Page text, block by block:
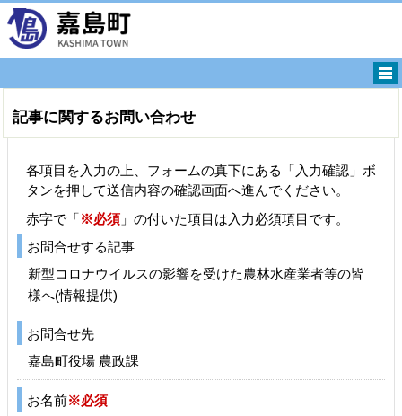
記事に関するお問い合わせ
各項目を入力の上、フォームの真下にある「入力確認」ボ
タンを押して送信内容の確認画面へ進んでください。
赤字で「※必須 」の付いた項目は入力必須項目です。
お問合せする記事
新型コロナウイルスの影響を受けた農林水産業者等の皆
様へ(情報提供)
お問合せ先
嘉島町役場 農政課
お名前※必須